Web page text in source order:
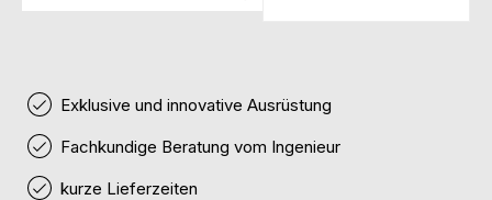
Exklusive und innovative Ausrüstung
Fachkundige Beratung vom Ingenieur
kurze Lieferzeiten